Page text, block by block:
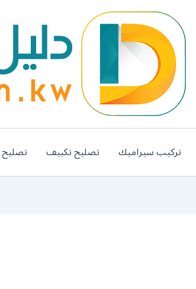
تركيب سيراميك تصليح تكييف